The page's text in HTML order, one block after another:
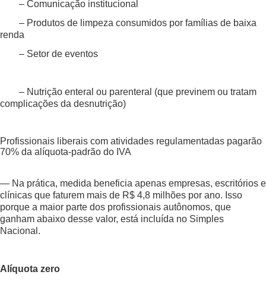
– Comunicação institucional
– Produtos de limpeza consumidos por famílias de baixa
renda
– Setor de eventos
– Nutrição enteral ou parenteral (que previnem ou tratam
complicações da desnutrição)
Profissionais liberais com atividades regulamentadas pagarão
70% da alíquota-padrão do IVA
— Na prática, medida beneficia apenas empresas, escritórios e
clínicas que faturem mais de R$ 4,8 milhões por ano. Isso
porque a maior parte dos profissionais autônomos, que
ganham abaixo desse valor, está incluída no Simples
Nacional.
Alíquota zero